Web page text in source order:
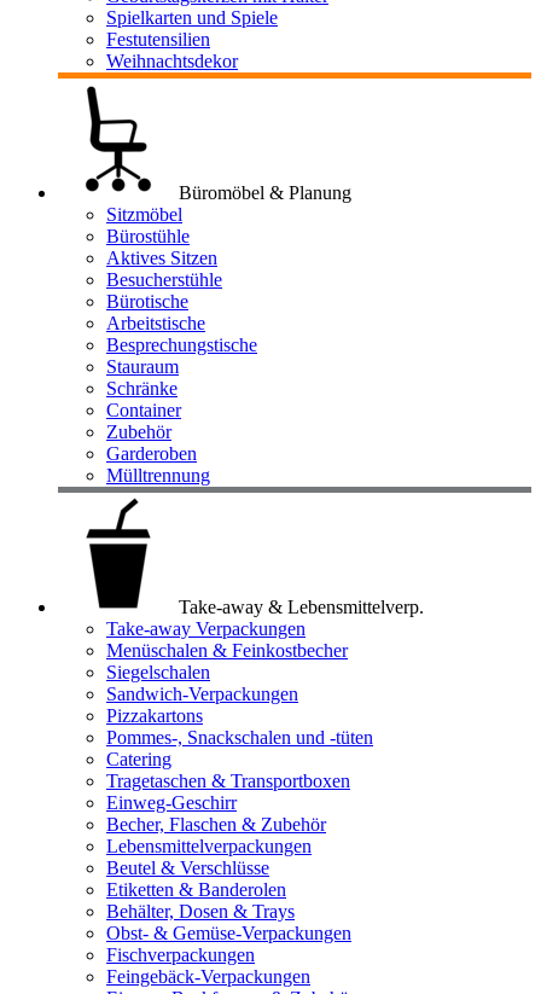
Spielkarten und Spiele
Festutensilien
Weihnachtsdekor
Büromöbel & Planung
Sitzmöbel
Bürostühle
Aktives Sitzen
Besucherstühle
Bürotische
Arbeitstische
Besprechungstische
Stauraum
Schränke
Container
Zubehör
Garderoben
Mülltrennung
Take-away & Lebensmittelverp.
Take-away Verpackungen
Menüschalen & Feinkostbecher
Siegelschalen
Sandwich-Verpackungen
Pizzakartons
Pommes-, Snackschalen und -tüten
Catering
Tragetaschen & Transportboxen
Einweg-Geschirr
Becher, Flaschen & Zubehör
Lebensmittelverpackungen
Beutel & Verschlüsse
Etiketten & Banderolen
Behälter, Dosen & Trays
Obst- & Gemüse-Verpackungen
Fischverpackungen
Feingebäck-Verpackungen